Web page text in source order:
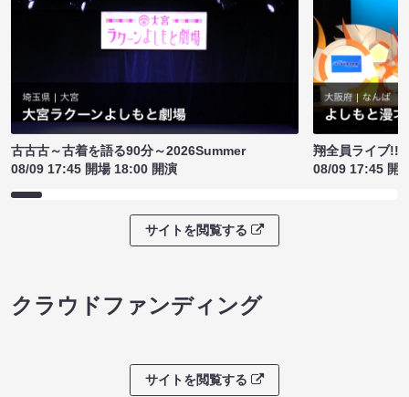
古古古～古着を語る90分～2026Summer
08/09 17:45 開場 18:00 開演
翔全員ライブ!!!
08/09 17:45 開
サイトを閲覧する
クラウドファンディング
サイトを閲覧する